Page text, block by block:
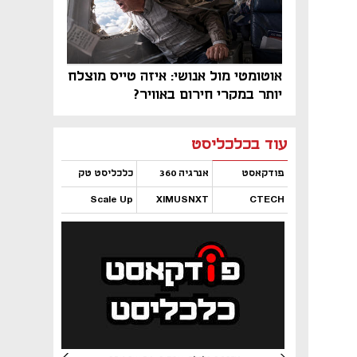
אוטומטי מול אנושי: איזה טייס מוצלח
יותר במקרי חירום באוויר?
עוד בכלכליסט
פודקאסט אנרגיה 360 כלכליסט טק
CTECH
XIMUSNXT
Scale Up
נפתח בכרטיסייה חדשה
נפתח בכרטיסייה חדשה